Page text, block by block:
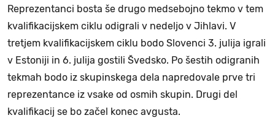
Reprezentanci bosta še drugo medsebojno tekmo v tem
kvalifikacijskem ciklu odigrali v nedeljo v Jihlavi. V
tretjem kvalifikacijskem ciklu bodo Slovenci 3. julija igrali
v Estoniji in 6. julija gostili Švedsko. Po šestih odigranih
tekmah bodo iz skupinskega dela napredovale prve tri
reprezentance iz vsake od osmih skupin. Drugi del
kvalifikacij se bo začel konec avgusta.